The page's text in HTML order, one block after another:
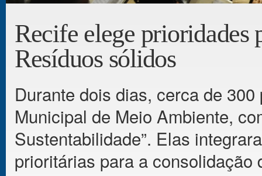
Recife elege prioridades
Resíduos sólidos
Durante dois dias, cerca de
Municipal de Meio Ambiente,
Sustentabilidade”. Elas
prioritárias para a